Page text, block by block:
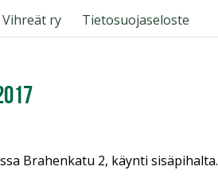
Vihreät ry Tietosuojaseloste
Brahenkatu 2, käynti sisäpihalta.